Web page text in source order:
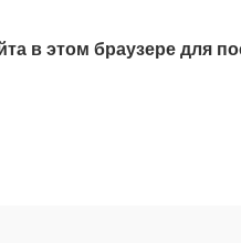
в этом браузере для